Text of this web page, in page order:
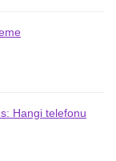
Hangi telefonu